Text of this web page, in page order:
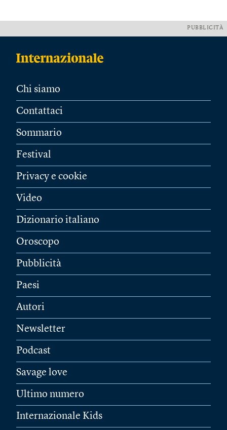
PUBBLICITÀ
Chi siamo
Contattaci
Sommario
Festival
Privacy e cookie
Video
Dizionario italiano
Oroscopo
Pubblicità
Paesi
Autori
Newsletter
Podcast
Savage love
Ultimo numero
Internazionale Kids